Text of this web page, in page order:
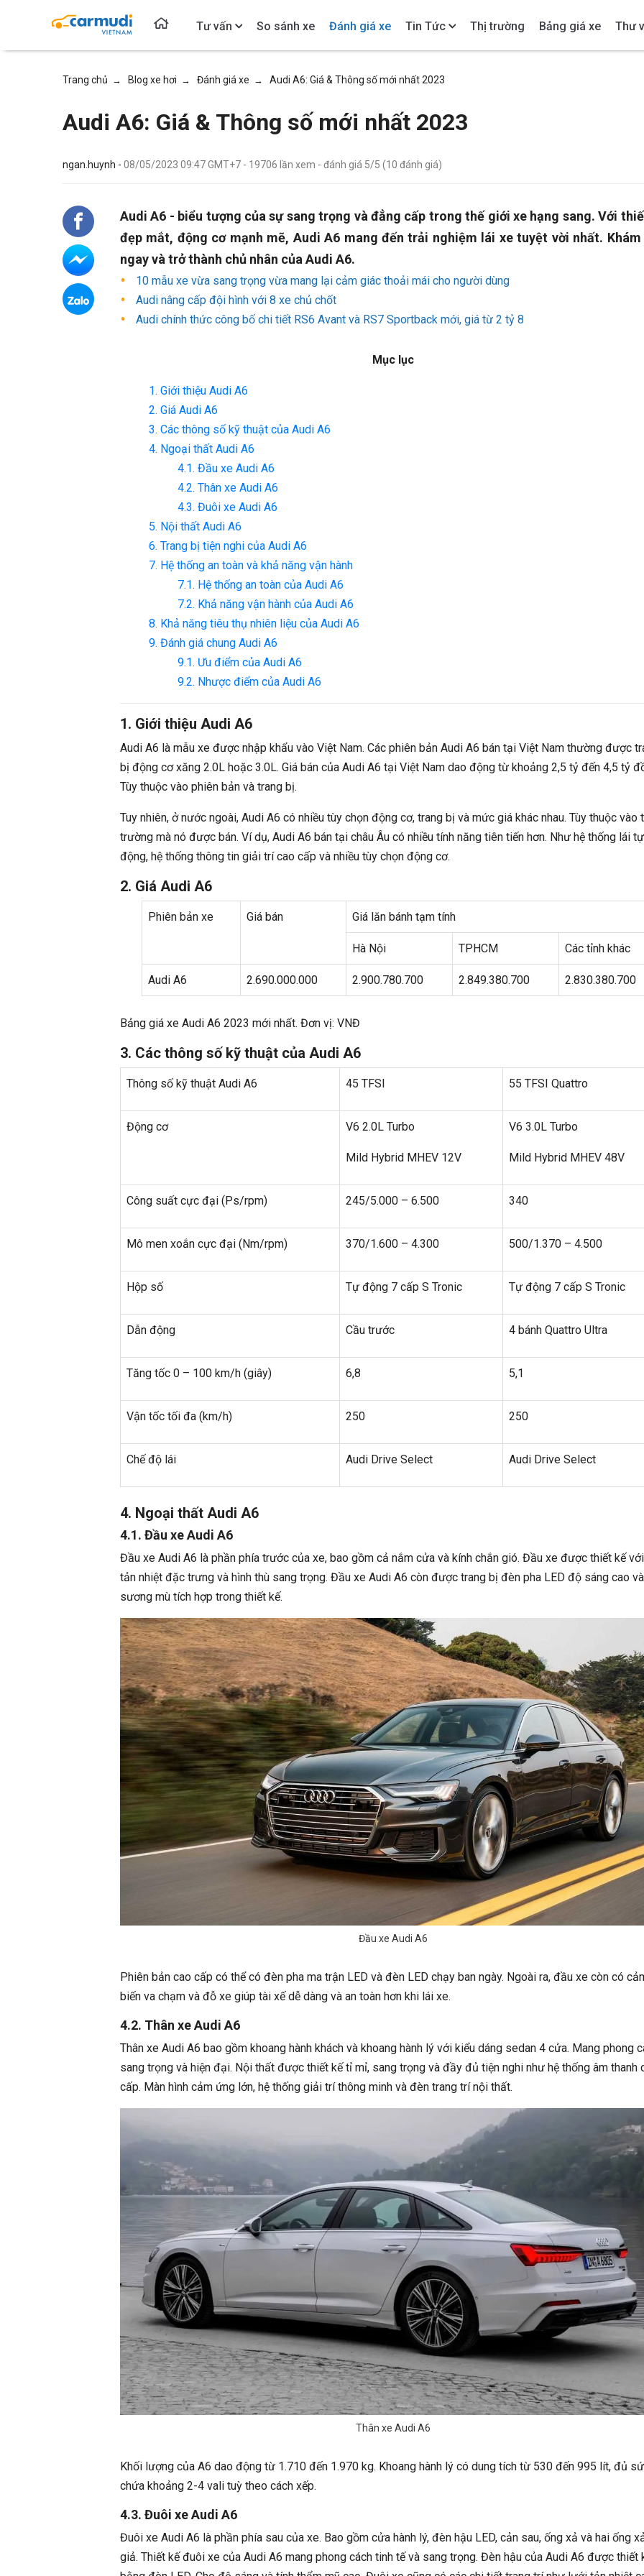
Tư vấn So sánh xe Đánh giá xe Tin Tức Thị trường Bảng giá xe Thư
Trang chủ → Blog xe hơi → Đánh giá xe → Audi A6: Giá & Thông số mới nhất 2023
Audi A6: Giá & Thông số mới nhất 2023
ngan.huynh - 08/05/2023 09:47 GMT+7 - 19706 lần xem - đánh giá 5/5 (10 đánh giá)
Audi A6 - biểu tượng của sự sang trọng và đẳng cấp trong thế giới xe hạng sang. Với
đẹp mắt, động cơ mạnh mẽ, Audi A6 mang đến trải nghiệm lái xe tuyệt vời nhất. Khám
ngay và trở thành chủ nhân của Audi A6.
10 mẫu xe vừa sang trọng vừa mang lại cảm giác thoải mái cho người dùng
Audi nâng cấp đội hình với 8 xe chủ chốt
Audi chính thức công bố chi tiết RS6 Avant và RS7 Sportback mới, giá từ 2 tỷ 8
Mục lục
1. Giới thiệu Audi A6
2. Giá Audi A6
3. Các thông số kỹ thuật của Audi A6
4. Ngoại thất Audi A6
4.1. Đầu xe Audi A6
4.2. Thân xe Audi A6
4.3. Đuôi xe Audi A6
5. Nội thất Audi A6
6. Trang bị tiện nghi của Audi A6
7. Hệ thống an toàn và khả năng vận hành
7.1. Hệ thống an toàn của Audi A6
7.2. Khả năng vận hành của Audi A6
8. Khả năng tiêu thụ nhiên liệu của Audi A6
9. Đánh giá chung Audi A6
9.1. Ưu điểm của Audi A6
9.2. Nhược điểm của Audi A6
1. Giới thiệu Audi A6
Audi A6 là mẫu xe được nhập khẩu vào Việt Nam. Các phiên bản Audi A6 bán tại Việt Nam thường được
bị động cơ xăng 2.0L hoặc 3.0L. Giá bán của Audi A6 tại Việt Nam dao động từ khoảng 2,5 tỷ đến 4,5 tỷ
Tùy thuộc vào phiên bản và trang bị.
Tuy nhiên, ở nước ngoài, Audi A6 có nhiều tùy chọn động cơ, trang bị và mức giá khác nhau. Tùy thuộc vào
trường mà nó được bán. Ví dụ, Audi A6 bán tại châu Âu có nhiều tính năng tiên tiến hơn. Như hệ thống lái tự
động, hệ thống thông tin giải trí cao cấp và nhiều tùy chọn động cơ.
2. Giá Audi A6
Phiên bản xe Giá bán Giá lăn bánh tạm tính
Hà Nội TPHCM Các tỉnh khác
Audi A6 2.690.000.000 2.900.780.700 2.849.380.700 2.830.380.700
Bảng giá xe Audi A6 2023 mới nhất. Đơn vị: VNĐ
3. Các thông số kỹ thuật của Audi A6
Thông số kỹ thuật Audi A6 45 TFSI 55 TFSI Quattro
Động cơ V6 2.0L Turbo
Mild Hybrid MHEV 12V
V6 3.0L Turbo
Mild Hybrid MHEV 48V
Công suất cực đại (Ps/rpm) 245/5.000 – 6.500 340
Mô men xoắn cực đại (Nm/rpm) 370/1.600 – 4.300 500/1.370 – 4.500
Hộp số Tự động 7 cấp S Tronic Tự động 7 cấp S Tronic
Dẫn động Cầu trước 4 bánh Quattro Ultra
Tăng tốc 0 – 100 km/h (giây) 6,8 5,1
Vận tốc tối đa (km/h) 250 250
Chế độ lái Audi Drive Select Audi Drive Select
4. Ngoại thất Audi A6
4.1. Đầu xe Audi A6
Đầu xe Audi A6 là phần phía trước của xe, bao gồm cả nắm cửa và kính chắn gió. Đầu xe được thiết kế
tản nhiệt đặc trưng và hình thù sang trọng. Đầu xe Audi A6 còn được trang bị đèn pha LED độ sáng cao
sương mù tích hợp trong thiết kế.
Đầu xe Audi A6
Phiên bản cao cấp có thể có đèn pha ma trận LED và đèn LED chạy ban ngày. Ngoài ra, đầu xe còn có
biến va chạm và đỗ xe giúp tài xế dễ dàng và an toàn hơn khi lái xe.
4.2. Thân xe Audi A6
Thân xe Audi A6 bao gồm khoang hành khách và khoang hành lý với kiểu dáng sedan 4 cửa. Mang phong
sang trọng và hiện đại. Nội thất được thiết kế tỉ mỉ, sang trọng và đầy đủ tiện nghi như hệ thống âm thanh
cấp. Màn hình cảm ứng lớn, hệ thống giải trí thông minh và đèn trang trí nội thất.
Thân xe Audi A6
Khối lượng của A6 dao động từ 1.710 đến 1.970 kg. Khoang hành lý có dung tích từ 530 đến 995 lít, đủ
chứa khoảng 2-4 vali tuỳ theo cách xếp.
4.3. Đuôi xe Audi A6
Đuôi xe Audi A6 là phần phía sau của xe. Bao gồm cửa hành lý, đèn hậu LED, cản sau, ống xả và hai ống
giả. Thiết kế đuôi xe của Audi A6 mang phong cách tinh tế và sang trọng. Đèn hậu của Audi A6 được thiết